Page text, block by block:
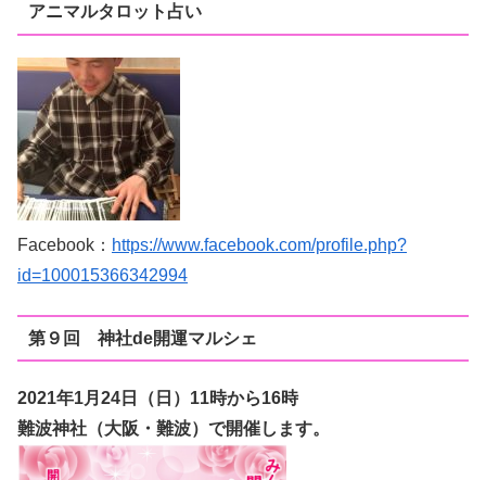
アニマルタロット占い
Facebook： https://www.facebook.com/profile.php?
id=100015366342994
第９回 神社de開運マルシェ
2021年1月24日（日 ）11時から16時
難波神社（大阪・難波）で開催します。